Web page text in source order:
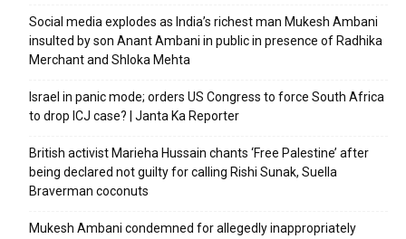
Social media explodes as India’s richest man Mukesh Ambani
insulted by son Anant Ambani in public in presence of Radhika
Merchant and Shloka Mehta
Israel in panic mode; orders US Congress to force South Africa
to drop ICJ case? | Janta Ka Reporter
British activist Marieha Hussain chants ‘Free Palestine’ after
being declared not guilty for calling Rishi Sunak, Suella
Braverman coconuts
Mukesh Ambani condemned for allegedly inappropriately